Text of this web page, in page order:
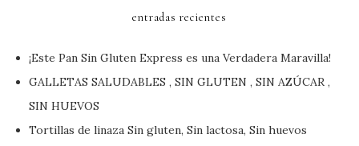
entradas recientes
¡Este Pan Sin Gluten Express es una Verdadera Maravilla!
GALLETAS SALUDABLES , SIN GLUTEN , SIN AZÚCAR ,
SIN HUEVOS
Tortillas de linaza Sin gluten, Sin lactosa, Sin huevos